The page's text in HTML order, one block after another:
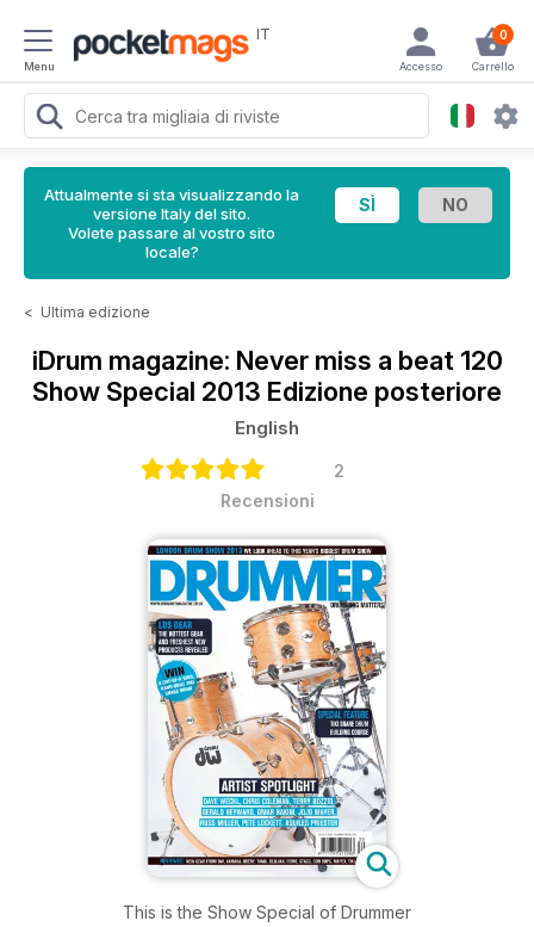
Menu
IT 0
Carrello
Accesso
Attualmente si sta visualizzando la
versione Italy del sito.
Volete passare al vostro sito
locale?
< Ultima edizione
iDrum magazine: Never miss a beat 120
Show Special 2013 Edizione posteriore
English
2
Recensioni
This is the Show Special of Drummer